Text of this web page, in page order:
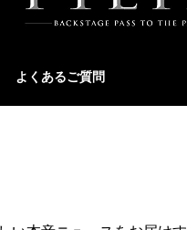
よくあるご質問